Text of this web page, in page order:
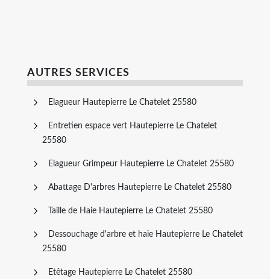
AUTRES SERVICES
Elagueur Hautepierre Le Chatelet 25580
Entretien espace vert Hautepierre Le Chatelet
25580
Elagueur Grimpeur Hautepierre Le Chatelet 25580
Abattage D'arbres Hautepierre Le Chatelet 25580
Taille de Haie Hautepierre Le Chatelet 25580
Dessouchage d'arbre et haie Hautepierre Le Chatelet
25580
Etêtage Hautepierre Le Chatelet 25580